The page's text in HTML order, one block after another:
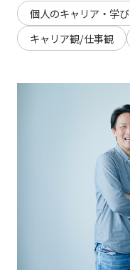
個人のキャリア・学び
キャリア観/仕事観